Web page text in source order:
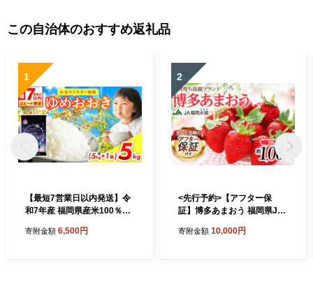
この自治体のおすすめ返礼品
1
【最短7営業日以内発送】令
和7年産 福岡県産米100％使
※北海道・沖縄・離島は配送
寄附金額 6,500円
2
<先行予約>【アフター保
証】博多あまおう 福岡県JA
ういちご 1000g（約250g×4
寄附金額 10,000円